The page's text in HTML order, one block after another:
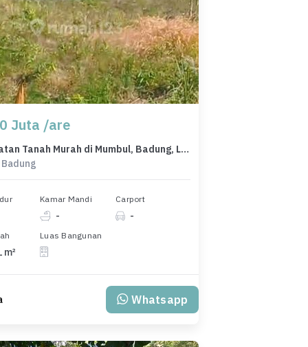
Juta /are
Kesempatan Tanah Murah di Mumbul, Badung, Luas 2161m²
Kamar Mandi
-
Carport
-
m²
Luas Bangunan
Whatsapp